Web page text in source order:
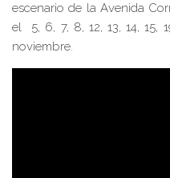
escenario de la Avenida
el 5, 6, 7, 8, 12, 13, 14, 15,
noviembre.